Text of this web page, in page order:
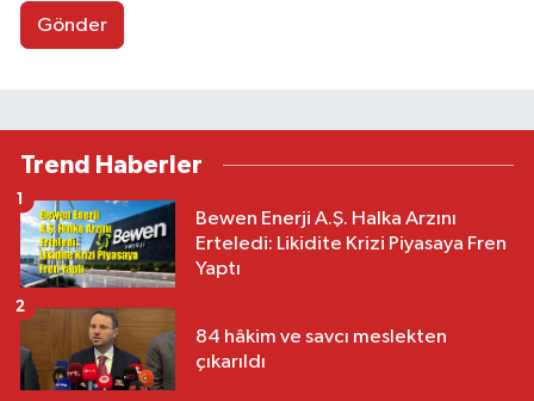
Gönder
Trend Haberler
Bewen Enerji A.Ş. Halka Arzını
Erteledi: Likidite Krizi Piyasaya Fren
Yaptı
1
84 hâkim ve savcı meslekten
çıkarıldı
2